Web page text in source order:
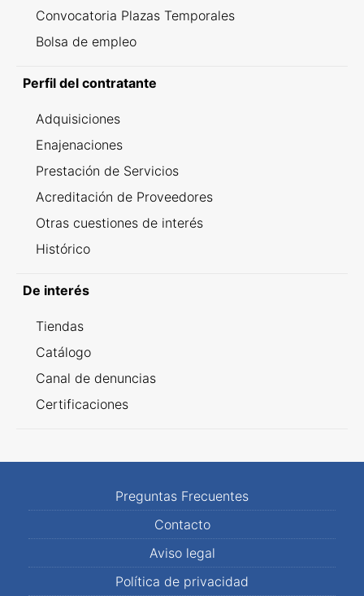
Convocatoria Plazas Temporales
Bolsa de empleo
Perfil del contratante
Adquisiciones
Enajenaciones
Prestación de Servicios
Acreditación de Proveedores
Otras cuestiones de interés
Histórico
De interés
Tiendas
Catálogo
Canal de denuncias
Certificaciones
Preguntas Frecuentes
Contacto
Aviso legal
Política de privacidad